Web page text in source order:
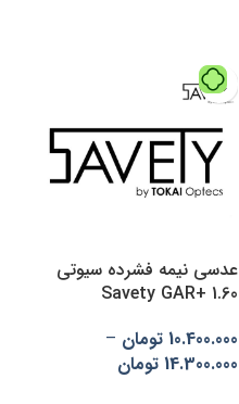
عدسی نیمه فشرده سیوتی
Savety GAR+ 1.60
10.400.000 تومان –
14.300.000 تومان